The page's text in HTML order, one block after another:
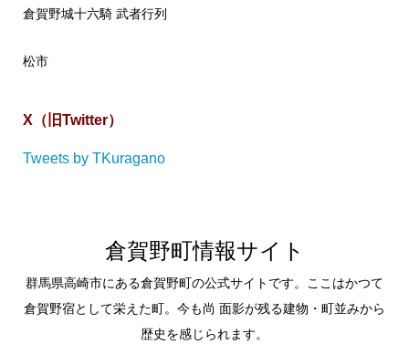
倉賀野城十六騎 武者行列
松市
X（旧Twitter）
Tweets by TKuragano
倉賀野町情報サイト
群馬県高崎市にある倉賀野町の公式サイトです。ここはかつて
倉賀野宿として栄えた町。今も尚 面影が残る建物・町並みから
歴史を感じられます。